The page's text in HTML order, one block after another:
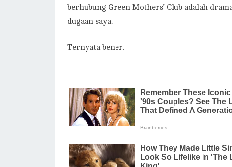
berhubung Green Mothers’ Club adalah
dugaan saya.
Ternyata bener.